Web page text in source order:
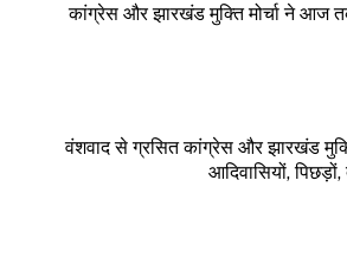
कांग्रेस और झारखंड मुक्ति मोर्चा ने आज
वंशवाद से ग्रसित कांग्रेस और झारखंड
आदिवासियों,